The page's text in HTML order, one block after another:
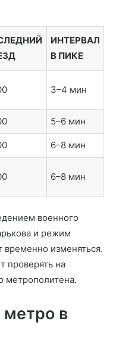
ИНТЕРВАЛ
В ПИКЕ
3–4 мин
5–6 мин
6–8 мин
6–8 мин
военного
и режим
временно изменяться.
проверять на
метрополитена.
метро в